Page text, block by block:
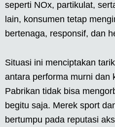
seperti NOx, partikulat,
lain, konsumen tetap
bertenaga, responsif, dan
Situasi ini menciptakan
antara performa murni dan
Pabrikan tidak bisa
begitu saja. Merek sport
bertumpu pada reputasi